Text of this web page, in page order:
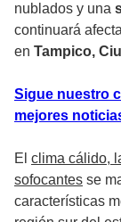
nublados y una
continuará
en Tampico,
Sigue nuestro
mejores
El clima cálido,
sofocantes se
características